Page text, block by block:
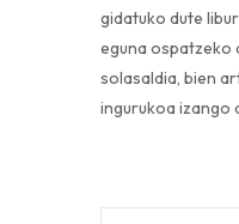
gidatuko dute
eguna ospatzeko
solasaldia, bien
ingurukoa izango